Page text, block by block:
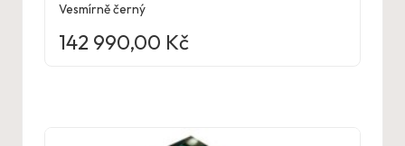
Vesmírně černý
142 990,00 Kč